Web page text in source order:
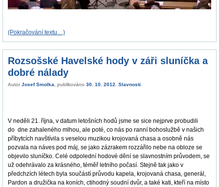
(Pokračování textu…)
Rozsošské Havelské hody v záři sluníčka a
dobré nálady
Autor Josef Smolka , publikováno 30. 10. 2012 Slavnosti
V neděli 21. října, v datum letošních hodů jsme se sice nejprve probudili
do dne zahaleného mlhou, ale poté, co nás po ranní bohoslužbě v našich
příbytcích navštívila s veselou muzikou krojovaná chasa a osobně nás
pozvala na náves pod máj, se jako zázrakem rozzářilo nebe na obloze se
objevilo sluníčko. Celé odpolední hodové dění se slavnostním průvodem, se
už odehrávalo za krásného, téměř letního počasí. Stejně tak jako v
předchzích létech byla součástí průvodu kapela, krojovaná chasa, generál,
Pardon a družička na koních, ctihodný soudní dvůr, a také kati, kteří na místo